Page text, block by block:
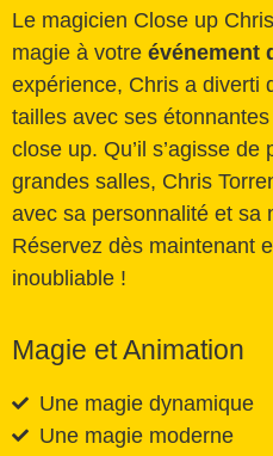
Le magicien Close up
magie à votre événement
expérience, Chris a diverti
tailles avec ses
close up. Qu’il s’agisse
grandes salles, Chris
avec sa personnalité et sa
Réservez dès maintenant
inoubliable !
Magie et Animation
Une magie dynamique
Une magie moderne